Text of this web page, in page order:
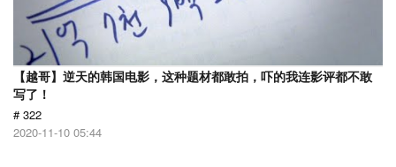
【越哥】逆天的韩国电影，这种题材都敢拍，吓的我连影评都不敢
写了！
# 322
2020-11-10 05:44